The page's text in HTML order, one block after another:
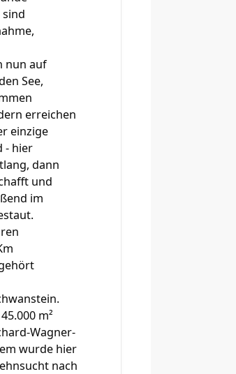
nun auf
See,
erreichen
einzige
- hier
dann
und
im
m²
Wagner-
wurde hier
nach